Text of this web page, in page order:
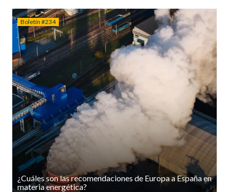
Boletín #234
¿Cuáles son las recomendaciones de Europa a España en
materia energética?